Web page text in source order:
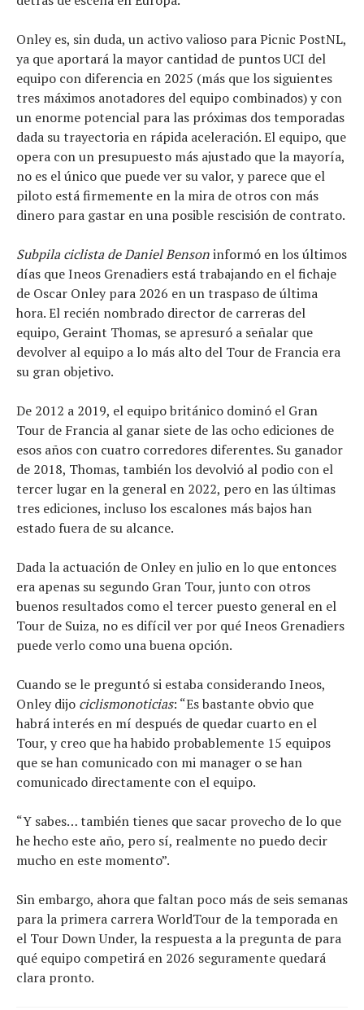
Onley es, sin duda, un activo valioso para Picnic PostNL,
ya que aportará la mayor cantidad de puntos UCI del
equipo con diferencia en 2025 (más que los siguientes
tres máximos anotadores del equipo combinados) y con
un enorme potencial para las próximas dos temporadas
dada su trayectoria en rápida aceleración. El equipo, que
opera con un presupuesto más ajustado que la mayoría,
no es el único que puede ver su valor, y parece que el
piloto está firmemente en la mira de otros con más
dinero para gastar en una posible rescisión de contrato.
Subpila ciclista de Daniel Bensoninformó en los últimos
días que Ineos Grenadiers está trabajando en el fichaje
de Oscar Onley para 2026 en un traspaso de última
hora. El recién nombrado director de carreras del
equipo, Geraint Thomas, se apresuró a señalar que
devolver al equipo a lo más alto del Tour de Francia era
su gran objetivo.
De 2012 a 2019, el equipo británico dominó el Gran
Tour de Francia al ganar siete de las ocho ediciones de
esos años con cuatro corredores diferentes. Su ganador
de 2018, Thomas, también los devolvió al podio con el
tercer lugar en la general en 2022, pero en las últimas
tres ediciones, incluso los escalones más bajos han
estado fuera de su alcance.
Dada la actuación de Onley en julio en lo que entonces
era apenas su segundo Gran Tour, junto con otros
buenos resultados como el tercer puesto general en el
Tour de Suiza, no es difícil ver por qué Ineos Grenadiers
puede verlo como una buena opción.
Cuando se le preguntó si estaba considerando Ineos,
Onley dijo ciclismonoticias: “Es bastante obvio que
habrá interés en mí después de quedar cuarto en el
Tour, y creo que ha habido probablemente 15 equipos
que se han comunicado con mi manager o se han
comunicado directamente con el equipo.
“Y sabes… también tienes que sacar provecho de lo que
he hecho este año, pero sí, realmente no puedo decir
mucho en este momento”.
Sin embargo, ahora que faltan poco más de seis semanas
para la primera carrera WorldTour de la temporada en
el Tour Down Under, la respuesta a la pregunta de para
qué equipo competirá en 2026 seguramente quedará
clara pronto.